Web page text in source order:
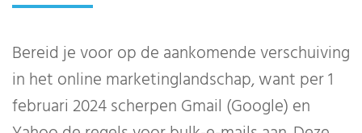
Bereid je voor op de aankomende verschuiving
in het online marketinglandschap, want per 1
februari 2024 scherpen Gmail (Google) en